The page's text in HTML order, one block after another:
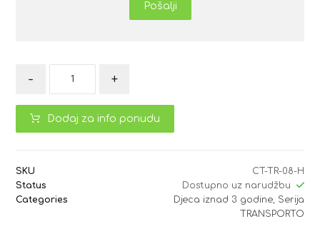
Pošalji
- +
Dodaj za info ponudu
SKU
CT-TR-08-H
Status
Dostupno uz narudžbu
Categories
Djeca iznad 3 godine, Serija
TRANSPORTO